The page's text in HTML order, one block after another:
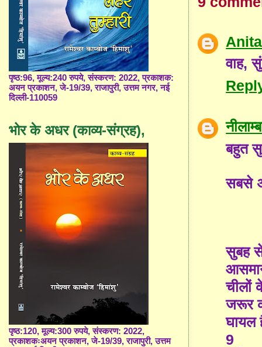
वाह,
बहुत
सबसे
सुबह
चीलों
जरूर
9
पृष्ठ:96, मूल्य:240 रुपये, संस्करण: 2022, प्रकाशक:
अयन प्रकाशन, जे-19/39, राजापुरी, उत्तम नगर, नई
दिल्ली-110059
भोर के अधर (काव्य-संग्रह),
पृष्ठ:120, मूल्य:300 रुपये, संस्करण: 2022,
प्रकाशकःअयन प्रकाशन, जे-19/39, राजापुरी, उत्तम